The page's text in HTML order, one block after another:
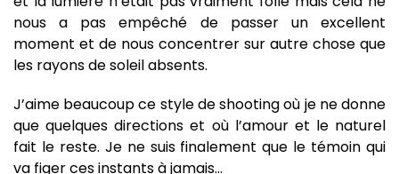
nous a pas empêché de passer un excellent
moment et de nous concentrer sur autre chose que
les rayons de soleil absents.
J’aime beaucoup ce style de shooting où je ne donne
que quelques directions et où l’amour et le naturel
fait le reste. Je ne suis finalement que le témoin qui
va figer ces instants à jamais…